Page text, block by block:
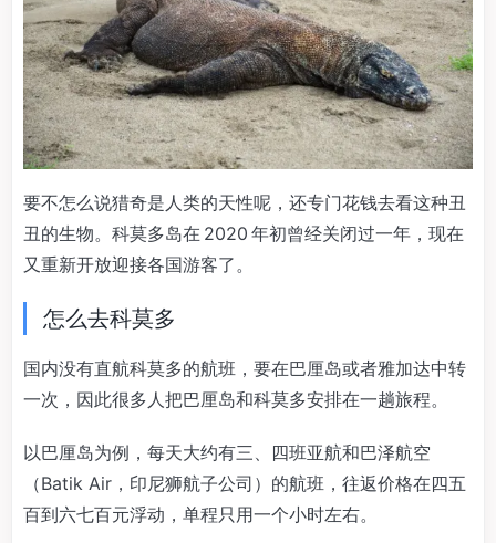
要不怎么说猎奇是人类的天性呢，还专门花钱去看这种丑
丑的生物。科莫多岛在 2020 年初曾经关闭过一年，现在
又重新开放迎接各国游客了。
怎么去科莫多
国内没有直航科莫多的航班，要在巴厘岛或者雅加达中转
一次，因此很多人把巴厘岛和科莫多安排在一趟旅程。
以巴厘岛为例，每天大约有三、四班亚航和巴泽航空
（Batik Air，印尼狮航子公司）的航班，往返价格在四五
百到六七百元浮动，单程只用一个小时左右。